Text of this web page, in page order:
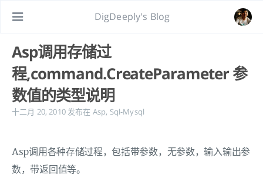
DigDeeply's Blog
Asp调用存储过
程,command.CreateParameter 参
数值的类型说明
十二月 20, 2010 发布在 Asp, Sql-Mysql
Asp调用各种存储过程，包括带参数，无参数，输入输出参
数，带返回值等。